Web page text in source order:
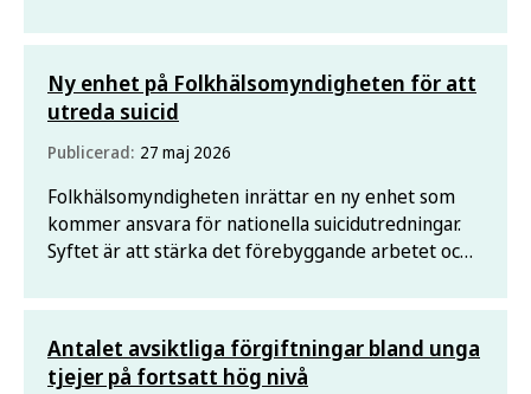
samhällsmobilisering mot ett folkhälsoproblem
som berör många i Sverige.
Ny enhet på Folkhälsomyndigheten för att
utreda suicid
Publicerad: 27 maj 2026
Folkhälsomyndigheten inrättar en ny enhet som
kommer ansvara för nationella suicidutredningar.
Syftet är att stärka det förebyggande arbetet och
Antalet avsiktliga förgiftningar bland unga
tjejer på fortsatt hög nivå